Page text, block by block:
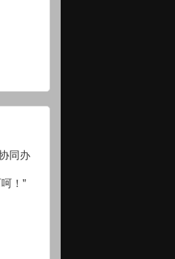
同办
！”